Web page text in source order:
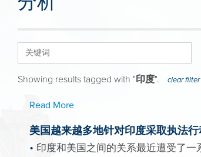
Showing results tagged with "印度". clear filter
Read More
美国越来越多地针对印度采取执法行
印度和美国之间的关系最近遭受了一